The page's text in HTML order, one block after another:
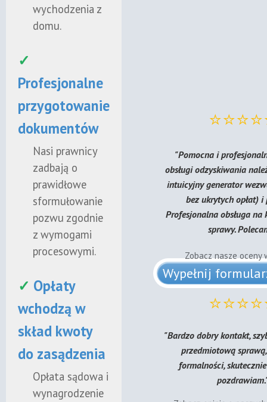
wychodzenia z
domu.
✓
Profesjonalne
przygotowanie
dokumentów
Nasi prawnicy
zadbają o
prawidłowe
sformułowanie
pozwu zgodnie
z wymogami
procesowymi.
✓ Opłaty
wchodzą w
skład kwoty
do zasądzenia
Opłata sądowa i
wynagrodzenie
"Pomocna i
obsługi odzyskiwania
intuicyjny generator
bez ukrytych opłat) i
Profesjonalna obsługa na
sprawy.
Zobacz nasze oceny
Wypełnij
"Bardzo dobry kontakt,
przedmiotową
formalności,